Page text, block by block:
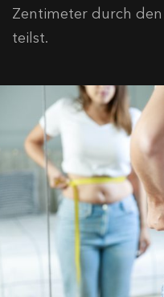
Zentimeter durch
teilst.